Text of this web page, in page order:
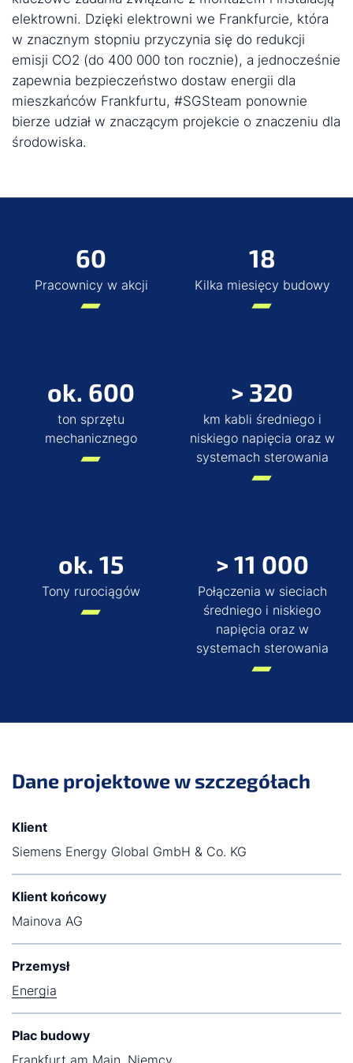
elektrowni. Dzięki elektrowni we Frankfurcie, która
w znacznym stopniu przyczynia się do redukcji
emisji CO2 (do 400 000 ton rocznie), a jednocześnie
zapewnia bezpieczeństwo dostaw energii dla
mieszkańców Frankfurtu, #SGSteam ponownie
bierze udział w znaczącym projekcie o znaczeniu dla
środowiska.
60
Pracownicy w akcji
18
Kilka miesięcy budowy
ok. 600
ton sprzętu
mechanicznego
> 320
km kabli średniego i
niskiego napięcia oraz w
systemach sterowania
ok. 15
Tony rurociągów
> 11 000
Połączenia w sieciach
średniego i niskiego
napięcia oraz w
systemach sterowania
Dane projektowe w szczegółach
Klient
Siemens Energy Global GmbH & Co. KG
Klient końcowy
Mainova AG
Przemysł
Energia
Plac budowy